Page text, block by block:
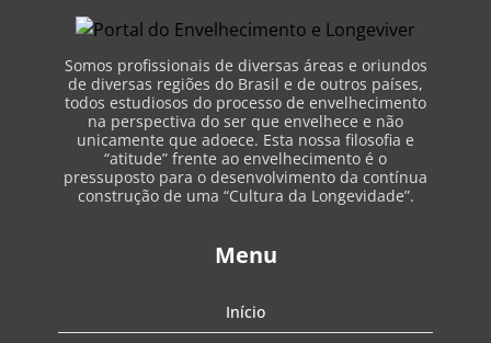
Somos profissionais de diversas áreas e oriundos
de diversas regiões do Brasil e de outros países,
todos estudiosos do processo de envelhecimento
na perspectiva do ser que envelhece e não
unicamente que adoece. Esta nossa filosofia e
“atitude” frente ao envelhecimento é o
pressuposto para o desenvolvimento da contínua
construção de uma “Cultura da Longevidade”.
Menu
Início